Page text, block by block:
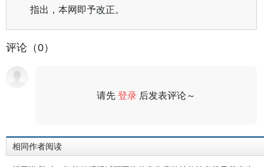
指出，本网即予改正。
评论（0）
请先登录 后发表评论～
相同作者阅读